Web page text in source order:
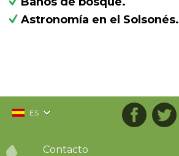
Astronomía en el Solsonés.
ES
Contacto